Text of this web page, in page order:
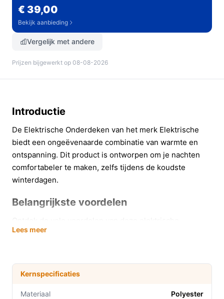
€ 39,00
Bekijk aanbieding
Vergelijk met andere
Prijzen bijgewerkt op 08-08-2026
Introductie
De Elektrische Onderdeken van het merk Elektrische
biedt een ongeëvenaarde combinatie van warmte en
ontspanning. Dit product is ontworpen om je nachten
comfortabeler te maken, zelfs tijdens de koudste
winterdagen.
Belangrijkste voordelen
onderdeken:
voor een gepersonaliseerde ervaring die aan jouw
comfortbehoeften voldoet.
De zachte polyester stof omhult je lichaam en biedt
Lees meer
Kernspecificaties
Materiaal Polyester